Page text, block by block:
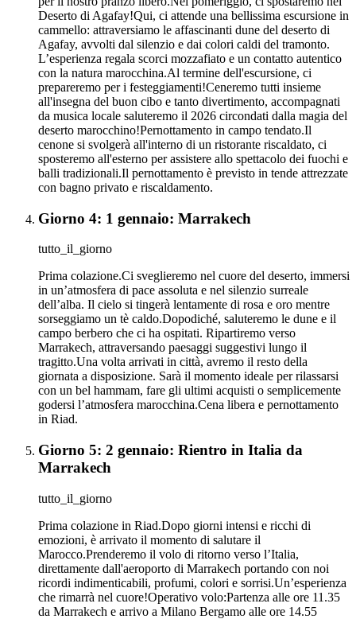
Deserto di Agafay!Qui, ci attende una bellissima escursione in
cammello: attraversiamo le affascinanti dune del deserto di
Agafay, avvolti dal silenzio e dai colori caldi del tramonto.
L’esperienza regala scorci mozzafiato e un contatto autentico
con la natura marocchina.Al termine dell'escursione, ci
prepareremo per i festeggiamenti!Ceneremo tutti insieme
all'insegna del buon cibo e tanto divertimento, accompagnati
da musica locale saluteremo il 2026 circondati dalla magia del
deserto marocchino!Pernottamento in campo tendato.Il
cenone si svolgerà all'interno di un ristorante riscaldato, ci
sposteremo all'esterno per assistere allo spettacolo dei fuochi e
balli tradizionali.Il pernottamento è previsto in tende attrezzate
con bagno privato e riscaldamento.
Giorno 4: 1 gennaio: Marrakech
tutto_il_giorno
Prima colazione.Ci sveglieremo nel cuore del deserto, immersi
in un’atmosfera di pace assoluta e nel silenzio surreale
dell’alba. Il cielo si tingerà lentamente di rosa e oro mentre
sorseggiamo un tè caldo.Dopodiché, saluteremo le dune e il
campo berbero che ci ha ospitati. Ripartiremo verso
Marrakech, attraversando paesaggi suggestivi lungo il
tragitto.Una volta arrivati in città, avremo il resto della
giornata a disposizione. Sarà il momento ideale per rilassarsi
con un bel hammam, fare gli ultimi acquisti o semplicemente
godersi l’atmosfera marocchina.Cena libera e pernottamento
in Riad.
Giorno 5: 2 gennaio: Rientro in Italia da
Marrakech
tutto_il_giorno
Prima colazione in Riad.Dopo giorni intensi e ricchi di
emozioni, è arrivato il momento di salutare il
Marocco.Prenderemo il volo di ritorno verso l’Italia,
direttamente dall'aeroporto di Marrakech portando con noi
ricordi indimenticabili, profumi, colori e sorrisi.Un’esperienza
che rimarrà nel cuore!Operativo volo:Partenza alle ore 11.35
da Marrakech e arrivo a Milano Bergamo alle ore 14.55